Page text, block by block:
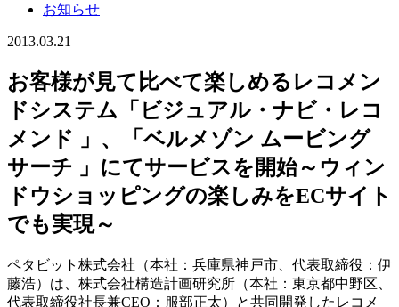
お知らせ
2013.03.21
お客様が見て比べて楽しめるレコメン
ドシステム「ビジュアル・ナビ・レコ
メンド 」、「ベルメゾン ムービング
サーチ 」にてサービスを開始～ウィン
ドウショッピングの楽しみをECサイト
でも実現～
ペタビット株式会社（本社：兵庫県神戸市、代表取締役：伊
藤浩）は、株式会社構造計画研究所（本社：東京都中野区、
代表取締役社長兼CEO：服部正太）と共同開発したレコメ